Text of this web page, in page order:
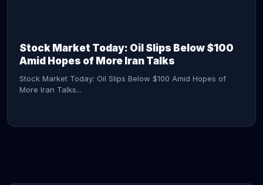
Stock Market Today: Oil Slips Below $100
Amid Hopes of More Iran Talks
Stock Market Today: Oil Slips Below $100 Amid Hopes of
More Iran Talks...